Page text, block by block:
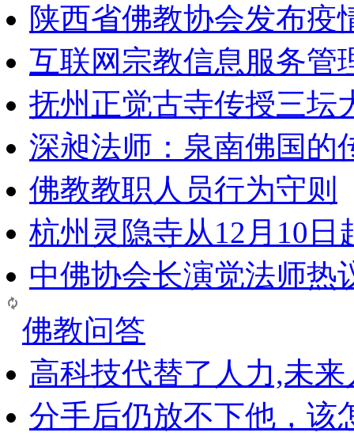
陕西省佛教协会发布疫
互联网宗教信息服务管
抚州正觉古寺传授三坛
深昶法师：泉南佛国的
佛教教职人员行为守则
杭州灵隐寺从12月10日
中佛协会长演觉法师热
佛教问答
高科技代替了人力,未
分手后仍放不下他，该